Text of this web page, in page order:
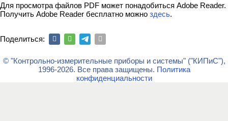
Для просмотра файлов PDF может понадобиться Adobe Reader.
Получить Adobe Reader бесплатно можно здесь.
Поделиться:
© "Контрольно-измерительные приборы и системы" ("КИПиС"),
1996-2026. Все права защищены. Политика
конфиденциальности